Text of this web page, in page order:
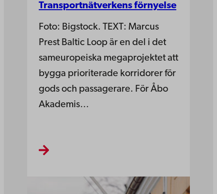
Transportnät­ver­kens förnyelse
Foto: Bigstock. TEXT: Marcus
Prest Baltic Loop är en del i det
sameuropeiska megaprojektet att
bygga prioriterade korridorer för
gods och passagerare. För Åbo
Akademis…